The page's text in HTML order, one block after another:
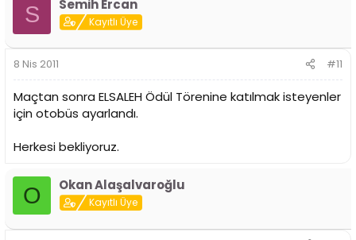
S Semih Ercan
Kayıtlı Üye
8 Nis 2011 #11
Maçtan sonra ELSALEH Ödül Törenine katılmak isteyenler
için otobüs ayarlandı.
Herkesi bekliyoruz.
O Okan Alaşalvaroğlu
Kayıtlı Üye